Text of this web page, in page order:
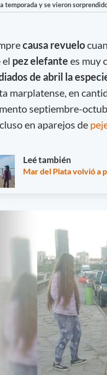
temporada y se vieron
causa revuelo
el pez elefante es muy
de abril la
marplatense, en
septiembre-
en aparejos de
Leé también
Mar del Plata volvió a